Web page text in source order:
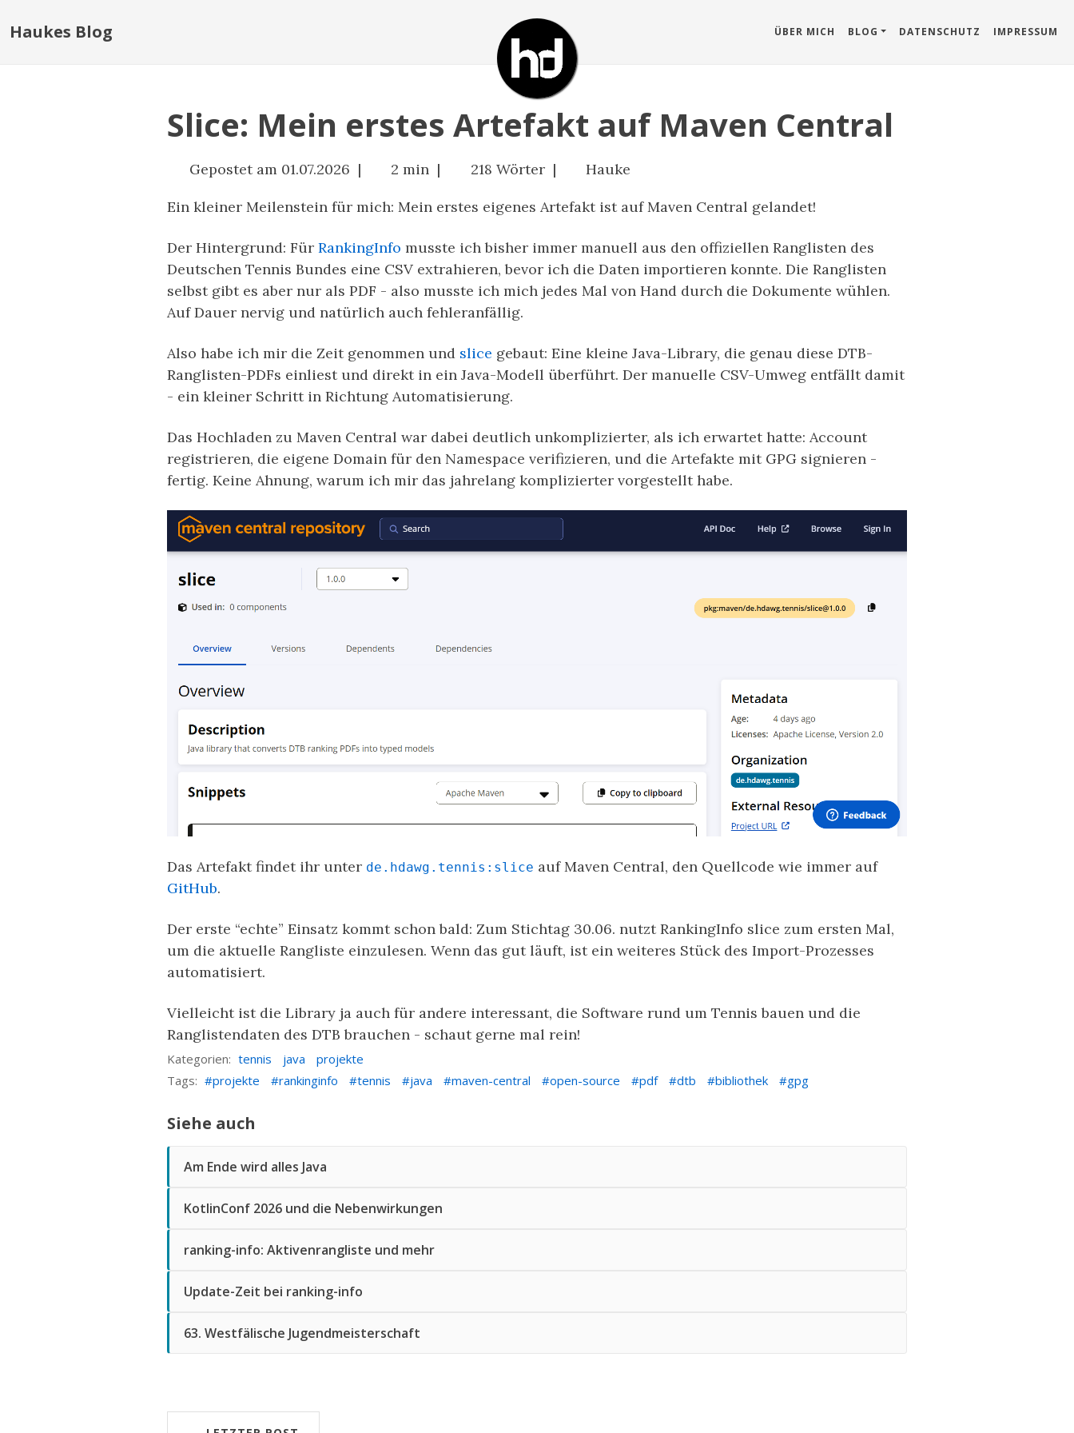
Haukes Blog ÜBER MICH BLOG DATENSCHUTZ IMPRESSUM
Slice: Mein erstes Artefakt auf Maven Central
Gepostet am 01.07.2026 | 2 min | 218 Wörter | Hauke
Ein kleiner Meilenstein für mich: Mein erstes eigenes Artefakt ist auf Maven Central gelandet!
Der Hintergrund: Für RankingInfo musste ich bisher immer manuell aus den offiziellen Ranglisten des
Deutschen Tennis Bundes eine CSV extrahieren, bevor ich die Daten importieren konnte. Die Ranglisten
selbst gibt es aber nur als PDF - also musste ich mich jedes Mal von Hand durch die Dokumente wühlen.
Auf Dauer nervig und natürlich auch fehleranfällig.
Also habe ich mir die Zeit genommen und slice gebaut: Eine kleine Java-Library, die genau diese DTB-
Ranglisten-PDFs einliest und direkt in ein Java-Modell überführt. Der manuelle CSV-Umweg entfällt damit
- ein kleiner Schritt in Richtung Automatisierung.
Das Hochladen zu Maven Central war dabei deutlich unkomplizierter, als ich erwartet hatte: Account
registrieren, die eigene Domain für den Namespace verifizieren, und die Artefakte mit GPG signieren -
fertig. Keine Ahnung, warum ich mir das jahrelang komplizierter vorgestellt habe.
Das Artefakt findet ihr unter de.hdawg.tennis:slice auf Maven Central, den Quellcode wie immer auf
GitHub.
Der erste “echte” Einsatz kommt schon bald: Zum Stichtag 30.06. nutzt RankingInfo slice zum ersten Mal,
um die aktuelle Rangliste einzulesen. Wenn das gut läuft, ist ein weiteres Stück des Import-Prozesses
automatisiert.
Vielleicht ist die Library ja auch für andere interessant, die Software rund um Tennis bauen und die
Ranglistendaten des DTB brauchen - schaut gerne mal rein!
Kategorien: tennis java
projekte
Tags:
projekte rankinginfo tennis java maven-central open-source pdf dtb bibliothek gpg
Siehe auch
Am Ende wird alles Java
KotlinConf 2026 und die Nebenwirkungen
ranking-info: Aktivenrangliste und mehr
Update-Zeit bei ranking-info
63. Westfälische Jugendmeisterschaft